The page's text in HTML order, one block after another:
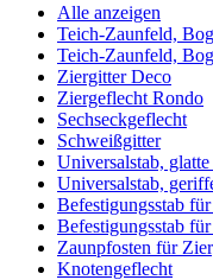
Alle anzeigen
Teich-Zaunfeld,
Teich-Zaunfeld,
Ziergitter Deco
Ziergeflecht Rondo
Sechseckgeflecht
Schweißgitter
Universalstab,
Universalstab,
Befestigungsstab
Befestigungsstab
Zaunpfosten für
Knotengeflecht